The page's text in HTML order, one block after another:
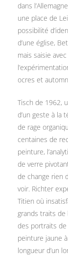
dans
une place de
possibilité
d’une église,
mais saisie
ocres et
Tisch de 1962,
d’un geste à la
de rage
centaines de
peinture,
de verre
de change rien
voir. Richter
Titien où
grands traits de
des portraits de
peinture jaune
longueur d’un